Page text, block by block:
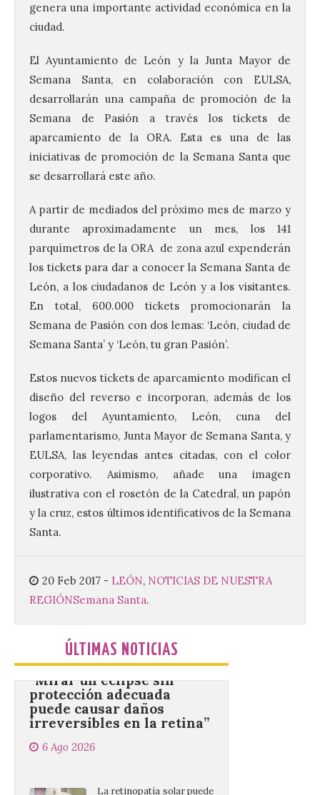
genera una importante actividad económica en la
ciudad.
El Ayuntamiento de León y la Junta Mayor de
Semana Santa, en colaboración con EULSA,
desarrollarán una campaña de promoción de la
Semana de Pasión a través los tickets de
aparcamiento de la ORA. Esta es una de las
iniciativas de promoción de la Semana Santa que
se desarrollará este año.
A partir de mediados del próximo mes de marzo y
durante aproximadamente un mes, los 141
parquímetros de la ORA de zona azul expenderán
los tickets para dar a conocer la Semana Santa de
León, a los ciudadanos de León y a los visitantes.
En total, 600.000 tickets promocionarán la
Semana de Pasión con dos lemas: ‘León, ciudad de
Semana Santa’ y ‘León, tu gran Pasión’.
Estos nuevos tickets de aparcamiento modifican el
diseño del reverso e incorporan, además de los
logos del Ayuntamiento, León, cuna del
parlamentarismo, Junta Mayor de Semana Santa, y
EULSA, las leyendas antes citadas, con el color
corporativo. Asimismo, añade una imagen
ilustrativa con el rosetón de la Catedral, un papón
y la cruz, estos últimos identificativos de la Semana
Santa.
20 Feb 2017 - LEÓN, NOTICIAS DE NUESTRA
REGIÓNSemana Santa.
ÚLTIMAS NOTICIAS
El Ayuntamiento de La
Bañeza presenta el
Festival One More Time,
una cita con la música de
los 80 y 90 para el 16 de
agosto en la Plaza Mayor.
6 Ago 2026
Se celebrará el próximo
domingo 16 de agosto, a
acogido esta mañana la presentación
oficial del Festival One […]
“Mirar un eclipse sin
protección adecuada
puede causar daños
irreversibles en la retina”
6 Ago 2026
visión central, manchas en